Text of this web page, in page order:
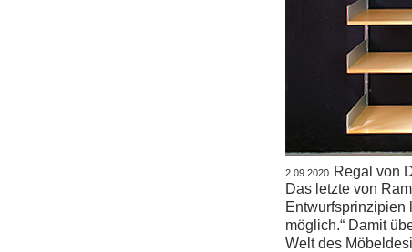
2.09.2020
Regal von
Das letzte von
Entwurfsprinzipien
möglich.“ Damit
Welt des